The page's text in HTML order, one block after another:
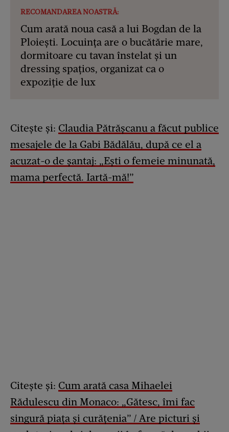
RECOMANDAREA NOASTRĂ:
Cum arată noua casă a lui Bogdan de la
Ploiești. Locuința are o bucătărie mare,
dormitoare cu tavan înstelat și un
dressing spațios, organizat ca o
expoziție de lux
Citește și: Claudia Pătrășcanu a făcut publice
mesajele de la Gabi Bădălău, după ce el a
acuzat-o de șantaj: „Ești o femeie minunată,
mama perfectă. Iartă-mă!”
Citește și: Cum arată casa Mihaelei
Rădulescu din Monaco: „Gătesc, îmi fac
singură piața și curățenia” / Are picturi și